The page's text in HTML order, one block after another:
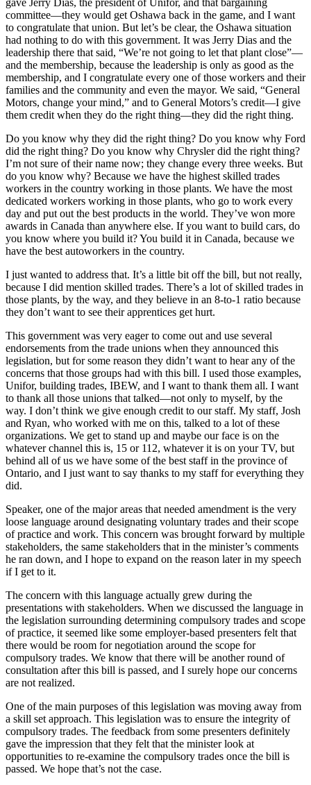
gave Jerry Dias, the president of Unifor, and that bargaining
committee—they would get Oshawa back in the game, and I want
to congratulate that union. But let’s be clear, the Oshawa situation
had nothing to do with this government. It was Jerry Dias and the
leadership there that said, “We’re not going to let that plant close”—
and the membership, because the leadership is only as good as the
membership, and I congratulate every one of those workers and their
families and the community and even the mayor. We said, “General
Motors, change your mind,” and to General Motors’s credit—I give
them credit when they do the right thing—they did the right thing.
Do you know why they did the right thing? Do you know why Ford
did the right thing? Do you know why Chrysler did the right thing?
I’m not sure of their name now; they change every three weeks. But
do you know why? Because we have the highest skilled trades
workers in the country working in those plants. We have the most
dedicated workers working in those plants, who go to work every
day and put out the best products in the world. They’ve won more
awards in Canada than anywhere else. If you want to build cars, do
you know where you build it? You build it in Canada, because we
have the best autoworkers in the country.
I just wanted to address that. It’s a little bit off the bill, but not really,
because I did mention skilled trades. There’s a lot of skilled trades in
those plants, by the way, and they believe in an 8-to-1 ratio because
they don’t want to see their apprentices get hurt.
This government was very eager to come out and use several
endorsements from the trade unions when they announced this
legislation, but for some reason they didn’t want to hear any of the
concerns that those groups had with this bill. I used those examples,
Unifor, building trades, IBEW, and I want to thank them all. I want
to thank all those unions that talked—not only to myself, by the
way. I don’t think we give enough credit to our staff. My staff, Josh
and Ryan, who worked with me on this, talked to a lot of these
organizations. We get to stand up and maybe our face is on the
whatever channel this is, 15 or 112, whatever it is on your TV, but
behind all of us we have some of the best staff in the province of
Ontario, and I just want to say thanks to my staff for everything they
did.
Speaker, one of the major areas that needed amendment is the very
loose language around designating voluntary trades and their scope
of practice and work. This concern was brought forward by multiple
stakeholders, the same stakeholders that in the minister’s comments
he ran down, and I hope to expand on the reason later in my speech
if I get to it.
The concern with this language actually grew during the
presentations with stakeholders. When we discussed the language in
the legislation surrounding determining compulsory trades and scope
of practice, it seemed like some employer-based presenters felt that
there would be room for negotiation around the scope for
compulsory trades. We know that there will be another round of
consultation after this bill is passed, and I surely hope our concerns
are not realized.
One of the main purposes of this legislation was moving away from
a skill set approach. This legislation was to ensure the integrity of
compulsory trades. The feedback from some presenters definitely
gave the impression that they felt that the minister look at
opportunities to re-examine the compulsory trades once the bill is
passed. We hope that’s not the case.